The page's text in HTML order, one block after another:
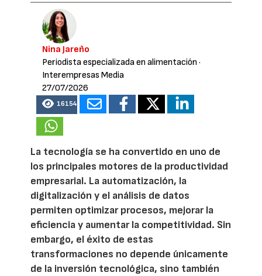
Nina Jareño
Periodista especializada en alimentación ·
Interempresas Media
27/07/2026
16154
La tecnología se ha convertido en uno de
los principales motores de la productividad
empresarial. La automatización, la
digitalización y el análisis de datos
permiten optimizar procesos, mejorar la
eficiencia y aumentar la competitividad. Sin
embargo, el éxito de estas
transformaciones no depende únicamente
de la inversión tecnológica, sino también